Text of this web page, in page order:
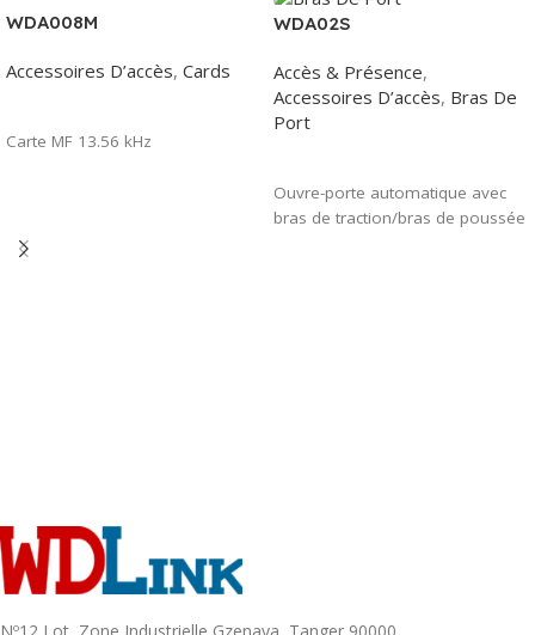
WDA008M
Accessoires D’accès, Cards
Carte MF 13.56 kHz
WDA02S
Accès & Présence,
Accessoires D’accès, Bras De
Port
Ouvre-porte automatique avec
bras de traction/bras de poussée